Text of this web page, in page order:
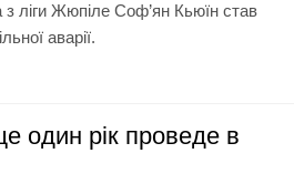
з ліги Жюпіле Соф’ян Кьюїн став
аварії.
один рік проведе в